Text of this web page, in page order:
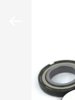
PRODOTTI